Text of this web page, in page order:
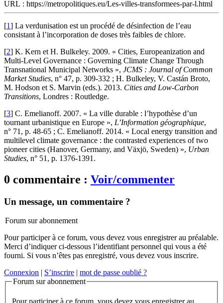
URL : https://metropolitiques.eu/Les-villes-transformees-par-l.html
[1] La verdunisation est un procédé de désinfection de l’eau
consistant à l’incorporation de doses très faibles de chlore.
[2] K. Kern et H. Bulkeley. 2009. « Cities, Europeanization and
Multi-Level Governance : Governing Climate Change Through
Transnational Municipal Networks », JCMS : Journal of Common
Market Studies, n° 47, p. 309‑332 ; H. Bulkeley, V. Castán Broto,
M. Hodson et S. Marvin (eds.). 2013. Cities and Low-Carbon
Transitions, Londres : Routledge.
[3] C. Emelianoff. 2007. « La ville durable : l’hypothèse d’un
tournant urbanistique en Europe », L’Information géographique,
n° 71, p. 48‑65 ; C. Emelianoff. 2014. « Local energy transition and
multilevel climate governance : the contrasted experiences of two
pioneer cities (Hanover, Germany, and Växjö, Sweden) », Urban
Studies, n° 51, p. 1376‑1391.
0 commentaire : Voir/commenter
Un message, un commentaire ?
Forum sur abonnement
Pour participer à ce forum, vous devez vous enregistrer au préalable.
Merci d’indiquer ci-dessous l’identifiant personnel qui vous a été
fourni. Si vous n’êtes pas enregistré, vous devez vous inscrire.
Connexion | S’inscrire | mot de passe oublié ?
Forum sur abonnement
Pour participer à ce forum, vous devez vous enregistrer au